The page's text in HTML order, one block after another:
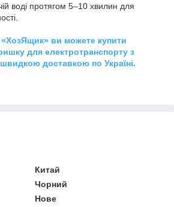
воді протягом 5–10 хвилин для
«ХозЯщик» ви можете купити
для електротранспорту з
швидкою доставкою по Україні.
Китай
Чорний
Нове